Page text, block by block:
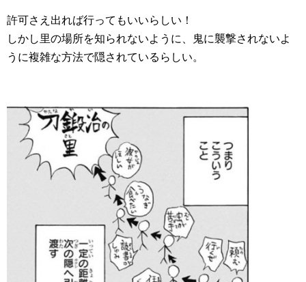
許可さえ出れば行ってもいいらしい！
しかし里の場所を知られないように、鬼に襲撃されないよ
うに複雑な方法で隠されているらしい。